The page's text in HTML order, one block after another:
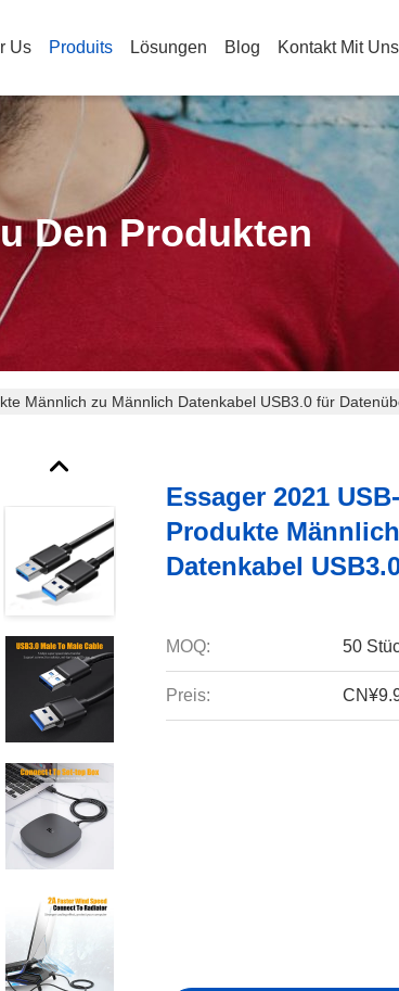
Us Produits Lösungen Blog Kontakt Mit Uns
Den Produkten
Männlich zu Männlich Datenkabel USB3.0 für
Essager 2021
Produkte
Datenkabel
MOQ: 50
Preis: